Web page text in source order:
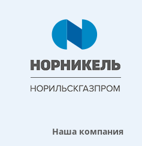
Наша компания